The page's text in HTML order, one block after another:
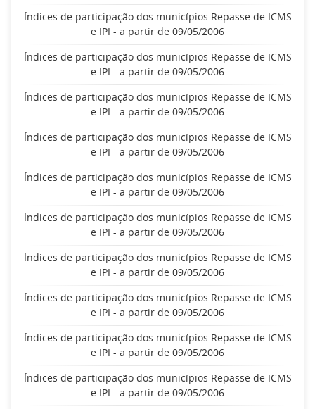
Índices de participação dos municípios Repasse de ICMS
e IPI - a partir de 09/05/2006
Índices de participação dos municípios Repasse de ICMS
e IPI - a partir de 09/05/2006
Índices de participação dos municípios Repasse de ICMS
e IPI - a partir de 09/05/2006
Índices de participação dos municípios Repasse de ICMS
e IPI - a partir de 09/05/2006
Índices de participação dos municípios Repasse de ICMS
e IPI - a partir de 09/05/2006
Índices de participação dos municípios Repasse de ICMS
e IPI - a partir de 09/05/2006
Índices de participação dos municípios Repasse de ICMS
e IPI - a partir de 09/05/2006
Índices de participação dos municípios Repasse de ICMS
e IPI - a partir de 09/05/2006
Índices de participação dos municípios Repasse de ICMS
e IPI - a partir de 09/05/2006
Índices de participação dos municípios Repasse de ICMS
e IPI - a partir de 09/05/2006